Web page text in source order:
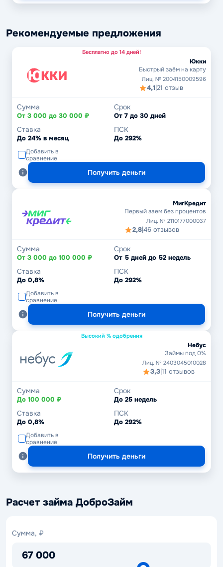
Рекомендуемые предложения
Бесплатно до 14 дней!
Юкки
Быстрый заём на карту
Лиц. № 2004150009596
4,1|21 отзыв
Сумма
От 3 000 до 30 000 ₽
Срок
От 7 до 30 дней
Ставка
До 24% в месяц
ПСК
До 292%
Добавить в
сравнение
Получить деньги
МигКредит
Первый заем без процентов
Лиц. № 2110177000037
2,8|46 отзывов
Сумма
От 3 000 до 100 000 ₽
Срок
От 5 дней до 52 недель
Ставка
До 0,8%
ПСК
До 292%
Добавить в
сравнение
Получить деньги
Высокий % одобрения
Небус
Займы под 0%
Лиц. № 2403045010028
3,3|11 отзывов
Сумма
До 100 000 ₽
Срок
До 25 недель
Ставка
До 0,8%
ПСК
До 292%
Добавить в
сравнение
Получить деньги
Расчет займа ДоброЗайм
Сумма, ₽
67 000
Сумма,